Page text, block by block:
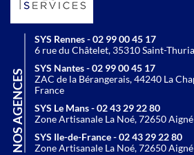
NOS AGENCES
SYS Rennes - 02 99 00 45 17
6 rue du Châtelet, 35310 Saint-
SYS Nantes - 02 99 00 45 17
ZAC de la Bérangerais, 44240 La
France
SYS Le Mans - 02 43 29 22 80
Zone Artisanale La Noé, 72650
SYS Ile-de-France - 02 43 29 22 80
Zone Artisanale La Noé, 72650